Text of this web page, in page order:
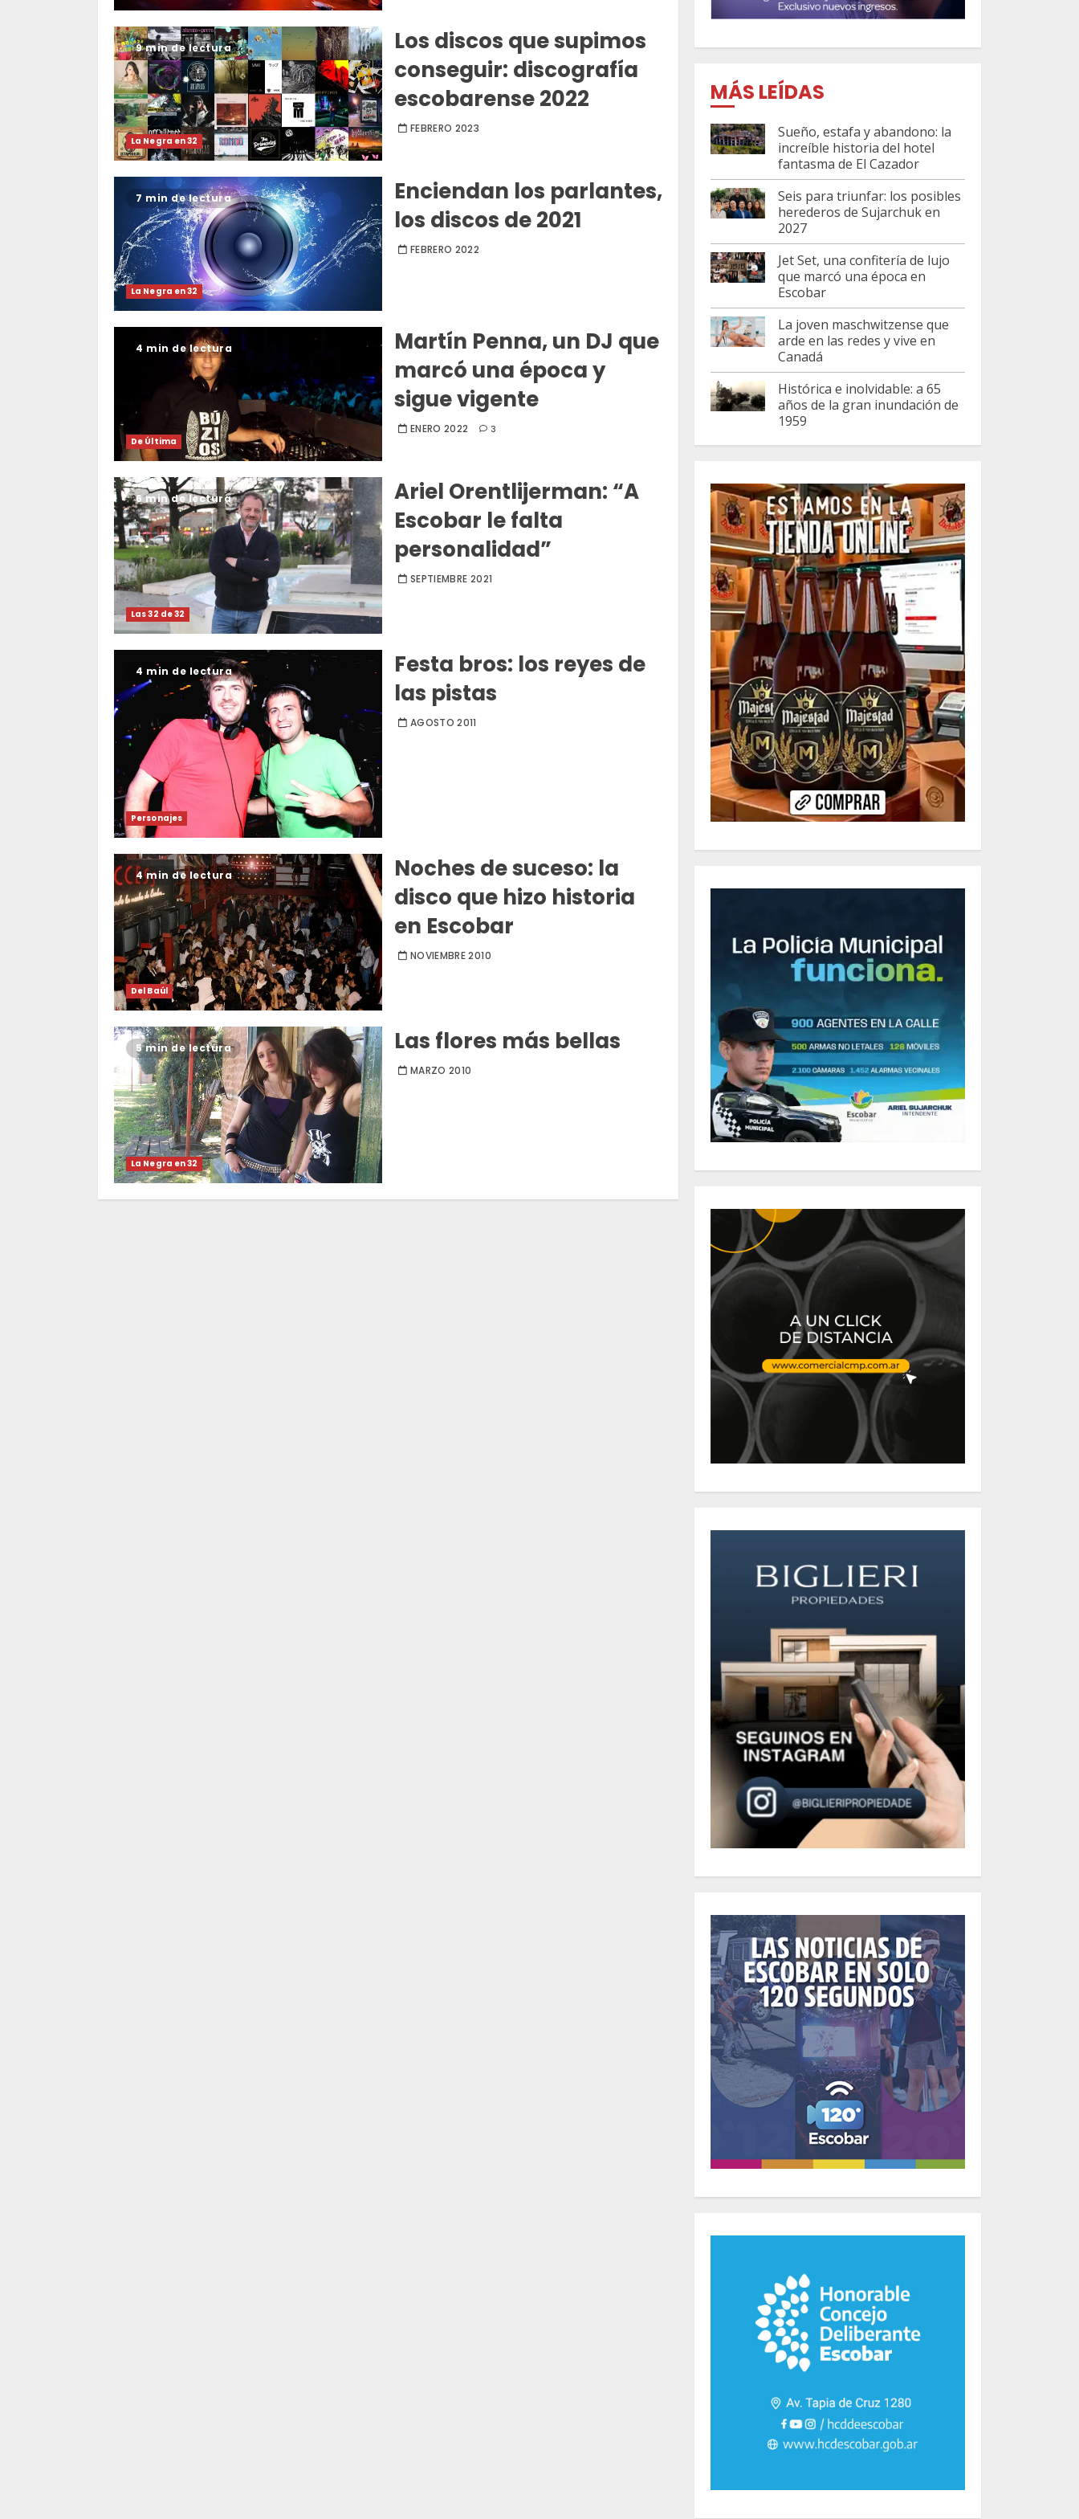
9 min de lectura
La Negra en 32
Los discos que supimos
conseguir: discografía
escobarense 2022
FEBRERO 2023
7 min de lectura
La Negra en 32
Enciendan los parlantes,
los discos de 2021
FEBRERO 2022
4 min de lectura
De Última
Martín Penna, un DJ que
marcó una época y
sigue vigente
ENERO 2022 3
6 min de lectura
Las 32 de 32
Ariel Orentlijerman: “A
Escobar le falta
personalidad”
SEPTIEMBRE 2021
4 min de lectura
Personajes
Festa bros: los reyes de
las pistas
AGOSTO 2011
4 min de lectura
Del Baúl
Noches de suceso: la
disco que hizo historia
en Escobar
NOVIEMBRE 2010
5 min de lectura
La Negra en 32
Las flores más bellas
MARZO 2010
MÁS LEÍDAS
Sueño, estafa y abandono: la
increíble historia del hotel
fantasma de El Cazador
Seis para triunfar: los posibles
herederos de Sujarchuk en
2027
Jet Set, una confitería de lujo
que marcó una época en
Escobar
La joven maschwitzense que
arde en las redes y vive en
Canadá
Histórica e inolvidable: a 65
años de la gran inundación de
1959